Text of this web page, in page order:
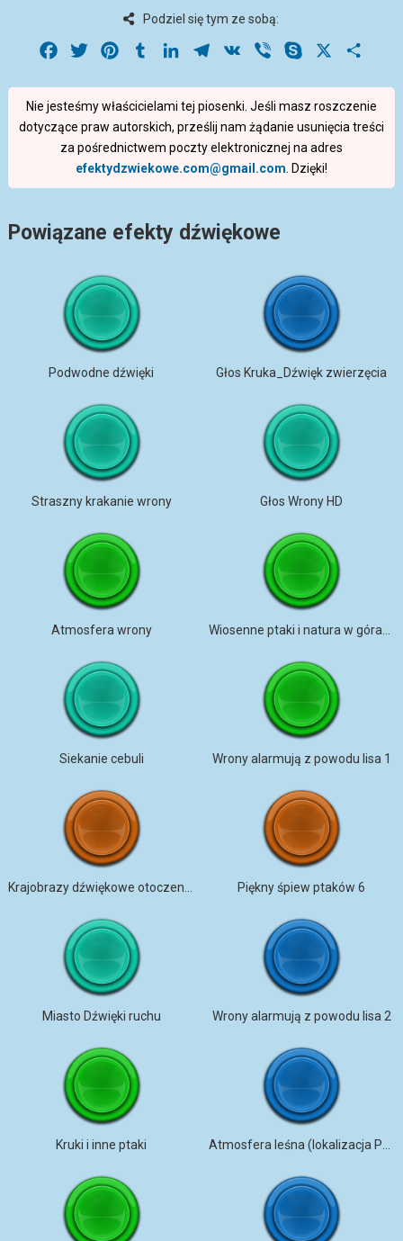
Podziel się tym ze sobą:
Facebook
Twitter PinterestTumblrLinkedInTelegram
VK Viber Skype
Nie jesteśmy właścicielami tej piosenki. Jeśli masz roszczenie
dotyczące praw autorskich, prześlij nam żądanie usunięcia treści
za pośrednictwem poczty elektronicznej na adres
efektydzwiekowe.com@gmail.com . Dzięki!
Powiązane efekty dźwiękowe
Podwodne dźwięki Głos Kruka_Dźwięk zwierzęcia
Straszny krakanie wrony Głos Wrony HD
Atmosfera wrony
Siekanie cebuli Wrony alarmują z powodu lisa 1
Piękny śpiew ptaków 6
Miasto Dźwięki ruchu Wrony alarmują z powodu lisa 2
Kruki i inne ptaki